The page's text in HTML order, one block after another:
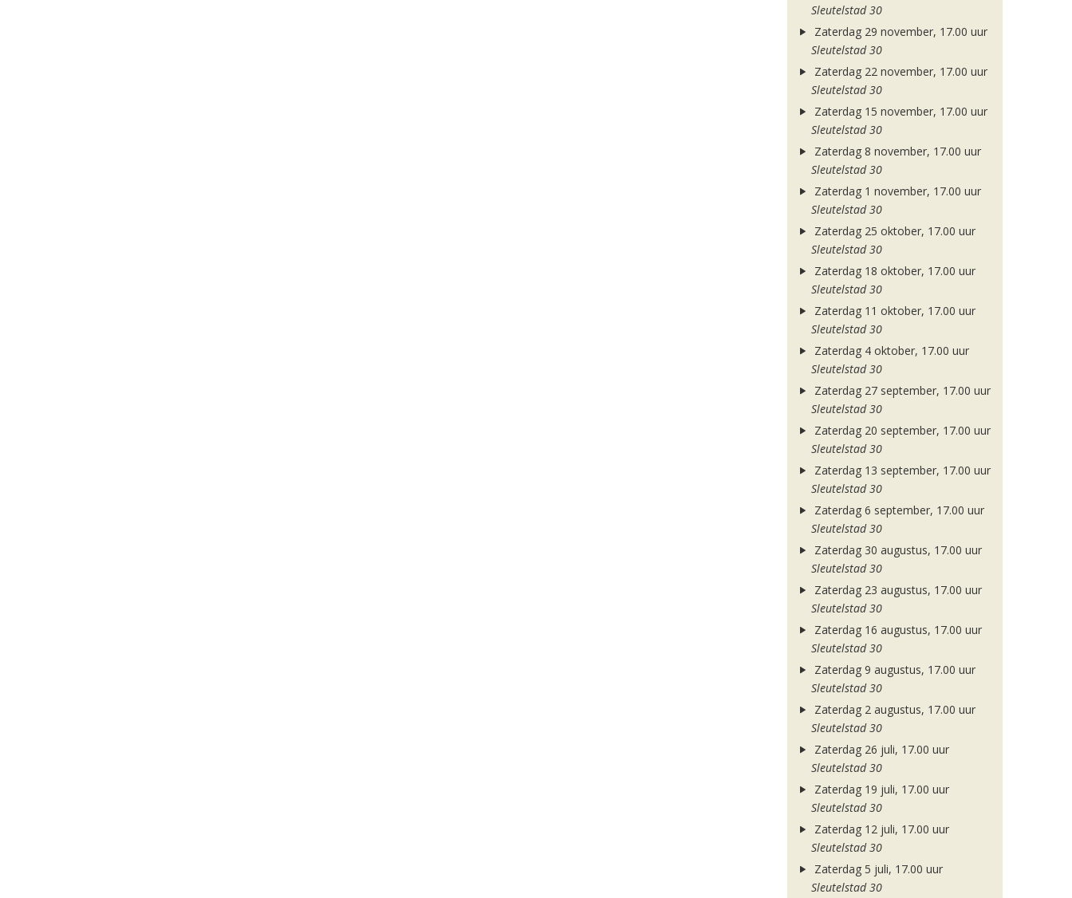
Sleutelstad 30
Zaterdag 29 november, 17.00 uur
Sleutelstad 30
Zaterdag 22 november, 17.00 uur
Sleutelstad 30
Zaterdag 15 november, 17.00 uur
Sleutelstad 30
Zaterdag 8 november, 17.00 uur
Sleutelstad 30
Zaterdag 1 november, 17.00 uur
Sleutelstad 30
Zaterdag 25 oktober, 17.00 uur
Sleutelstad 30
Zaterdag 18 oktober, 17.00 uur
Sleutelstad 30
Zaterdag 11 oktober, 17.00 uur
Sleutelstad 30
Zaterdag 4 oktober, 17.00 uur
Sleutelstad 30
Zaterdag 27 september, 17.00 uur
Sleutelstad 30
Zaterdag 20 september, 17.00 uur
Sleutelstad 30
Zaterdag 13 september, 17.00 uur
Sleutelstad 30
Zaterdag 6 september, 17.00 uur
Sleutelstad 30
Zaterdag 30 augustus, 17.00 uur
Sleutelstad 30
Zaterdag 23 augustus, 17.00 uur
Sleutelstad 30
Zaterdag 16 augustus, 17.00 uur
Sleutelstad 30
Zaterdag 9 augustus, 17.00 uur
Sleutelstad 30
Zaterdag 2 augustus, 17.00 uur
Sleutelstad 30
Zaterdag 26 juli, 17.00 uur
Sleutelstad 30
Zaterdag 19 juli, 17.00 uur
Sleutelstad 30
Zaterdag 12 juli, 17.00 uur
Sleutelstad 30
Zaterdag 5 juli, 17.00 uur
Sleutelstad 30